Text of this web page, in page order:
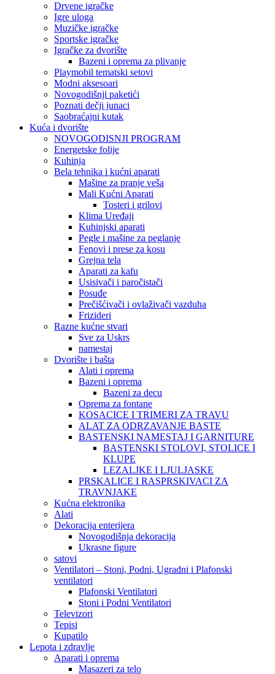
Drvene igračke
Igre uloga
Muzičke igračke
Sportske igračke
‎Igračke za dvorište
Bazeni i oprema za plivanje
Playmobil tematski setovi
Modni aksesoari
Novogodišnji paketići
Poznati dečji junaci
Saobraćajni kutak
Kuća i dvorište
NOVOGODISNJI PROGRAM
Energetske folije
Kuhinja
Bela tehnika i kućni aparati
Mašine za pranje veša
Mali Kućni Aparati
Tosteri i grilovi
Klima Uređaji
Kuhinjski aparati
Pegle i mašine za peglanje
Fenovi i prese za kosu
Grejna tela
Aparati za kafu
Usisivači i paročistači
Posuđe
Prečišćivači i ovlaživači vazduha
Frizideri
Razne kućne stvari
Sve za Uskrs
namestaj
Dvorište i bašta
Alati i oprema
Bazeni i oprema
Bazeni za decu
Oprema za fontane
KOSACICE I TRIMERI ZA TRAVU
ALAT ZA ODRZAVANJE BASTE
BASTENSKI NAMESTAJ I GARNITURE
BASTENSKI STOLOVI, STOLICE I
KLUPE
LEZALJKE I LJULJASKE
PRSKALICE I RASPRSKIVACI ZA
TRAVNJAKE
Kućna elektronika
Alati
Dekoracija enterijera
Novogodišnja dekoracija
Ukrasne figure
satovi
Ventilatori – Stoni, Podni, Ugradni i Plafonski
ventilatori
Plafonski Ventilatori
Stoni i Podni Ventilatori
Televizori
Tepisi
Kupatilo
Lepota i zdravlje
Aparati i oprema
Masazeri za telo